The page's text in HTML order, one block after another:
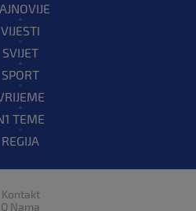
VIJESTI
SVIJET
SPORT
TEME
REGIJA
Kontakt
O Nama